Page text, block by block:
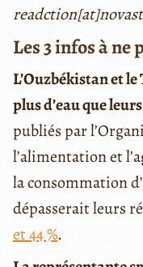
Les 3 infos à ne
L’Ouzbékistan et
plus d’eau que
publiés par
l’alimentation et
la consommation
dépasserait leurs
et 44 %.